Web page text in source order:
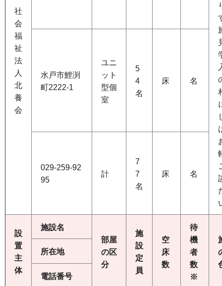
社
会
福
祉
法
人
北
養
会
水戸市鯉渕
町2222-1
ユニ
ット
型個
室
5
4
名
床 名
029-259-92
95
計
7
7
名
床 名
設
置
主
体
施設名
部屋
の区
分
施
設
定
員
空
床
数
待
機
者
数
※
所在地
電話番号